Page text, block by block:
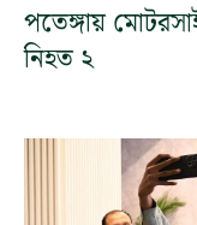
পতেঙ্গায়
নিহত ২